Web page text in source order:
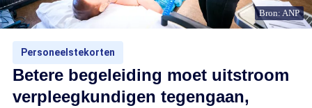
Bron: ANP
Personeelstekorten
Betere begeleiding moet uitstroom
verpleegkundigen tegengaan,